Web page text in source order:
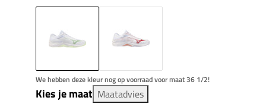
We hebben deze kleur nog op voorraad voor maat 36 1/2!
Kies je maat Maatadvies